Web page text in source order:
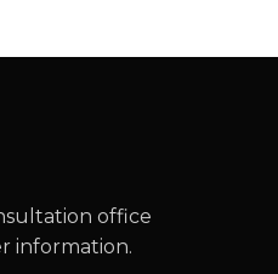
office
information.